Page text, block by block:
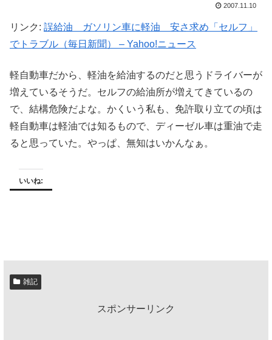
2007.11.10
リンク: 誤給油 ガソリン車に軽油 安さ求め「セルフ」
でトラブル（毎日新聞） – Yahoo!ニュース
軽自動車だから、軽油を給油するのだと思うドライバーが
増えているそうだ。セルフの給油所が増えてきているの
で、結構危険だよな。かくいう私も、免許取り立ての頃は
軽自動車は軽油では知るもので、ディーゼル車は重油で走
ると思っていた。やっぱ、無知はいかんなぁ。
いいね:
雑記
スポンサーリンク